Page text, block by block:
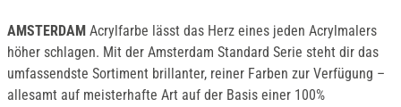
AMSTERDAM Acrylfarbe lässt das Herz eines jeden Acrylmalers
höher schlagen. Mit der Amsterdam Standard Serie steht dir das
umfassendste Sortiment brillanter, reiner Farben zur Verfügung –
allesamt auf meisterhafte Art auf der Basis einer 100%